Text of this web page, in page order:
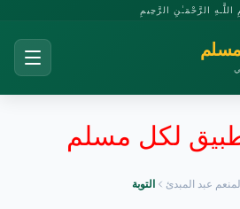
اللَّـهِ الرَّحْمَـٰنِ الرَّحِيمِ
لكل مسلم
عبد المبدئ التوبة